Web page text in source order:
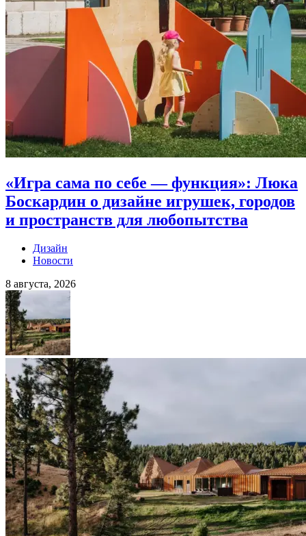
«Игра сама по себе — функция»: Люка
Боскардин о дизайне игрушек, городов
и пространств для любопытства
Дизайн
Новости
8 августа, 2026